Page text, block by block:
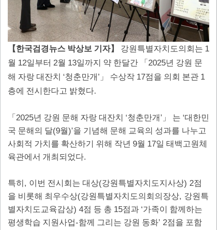
【한국검경뉴스 박상보 기자】 강원특별자치도의회는 1
월 12일부터 2월 13일까지 약 한달간 「 2025년 강원 문
해 자랑 대잔치 ‘청춘만개 ’ 」 수상작 17점을 의회 본관 1
층에 전시한다고 밝혔다.
「 2025년 강원 문해 자랑 대잔치 ‘청춘만개 ’ 」 는 ‘대한민
국 문해의 달(9월)’을 기념해 문해 교육의 성과를 나누고
사회적 가치를 확산하기 위해 작년 9월 17일 태백고원체
육관에서 개최되었다.
특히 , 이번 전시회는 대상(강원특별자치도지사상) 2점
을 비롯해 최우수상(강원특별자치도의회의장상, 강원특
별자치도교육감상) 4점 등 총 15점과 ‘가족이 함께하는
평생학습 지원사업-함께 그리는 강원 동화’ 2점을 포함